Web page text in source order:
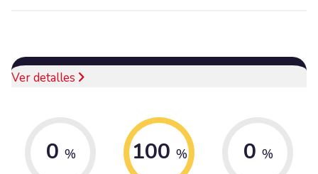
Ver detalles
0 % 100 % 0 %